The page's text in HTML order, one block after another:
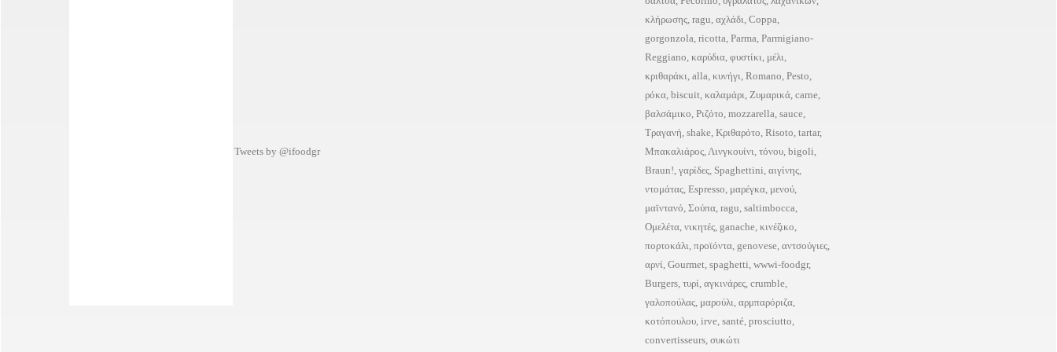
Tweets by @ifoodgr
κλήρωσης, ragu, αχλάδι, Coppa,
gorgonzola, ricotta, Parma, Parmigiano-
Reggiano, καρύδια, φυστίκι, μέλι,
κριθαράκι, alla, κυνήγι, Romano, Pesto,
ρόκα, biscuit, καλαμάρι, Ζυμαρικά, carne,
βαλσάμικο, Ριζότο, mozzarella, sauce,
Τραγανή, shake, Κριθαρότο, Risoto, tartar,
Μπακαλιάρος,Λινγκουίνι, τόνου, bigoli,
Braun!, γαρίδες, Spaghettini, αιγίνης,
ντομάτας, Espresso, μαρέγκα, μενού,
μαϊντανό, Σούπα, ragu, saltimbocca,
Ομελέτα, νικητές, ganache, κινέζικο,
πορτοκάλι, προϊόντα, genovese, αντσούγιες,
αρνί, Gourmet, spaghetti, wwwi-foodgr,
Burgers, τυρί, αγκινάρες, crumble,
γαλοπούλας, μαρούλι, αρμπαρόριζα,
κοτόπουλου, irve, santé, prosciutto,
convertisseurs, συκώτι